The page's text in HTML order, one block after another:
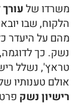
משרדו של
הלקוח, שבו
מהם על היעדר
נשק. כך
טראץ', נשלל
אולם טענותיו
רישיון נשק